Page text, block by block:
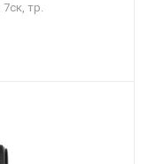
тр.